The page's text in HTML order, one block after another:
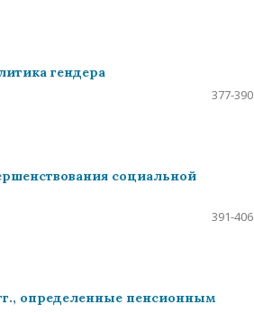
гендера
377-390
социальной
391-406
определенные пенсионным